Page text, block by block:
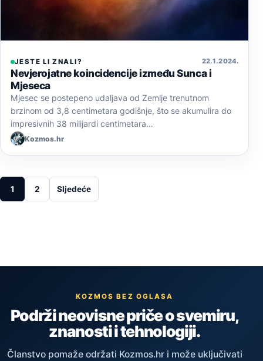
JESTE LI ZNALI? 22. 1. 2024.
Nevjerojatne koincidencije između Sunca i
Mjeseca
Mjesec se postepeno udaljava od Zemlje trenutnom
brzinom od 3,8 centimetara godišnje, što se akumulira do
impresivnih 38 milijardi centimetara…
Kozmos.hr
Posts pagination
1 2 Sljedeće
KOZMOS BEZ OGLASA
Podrži neovisne priče o svemiru,
znanosti i tehnologiji.
Članstvo pomaže održati Kozmos.hr i može uključivati